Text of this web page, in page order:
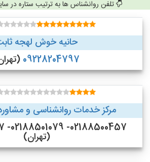
تلفن روانشناس ها به ترتیب ستاره در
حانیه خوش لهجه
09228204797
مرکز خدمات روانشناسی و
(تهران)